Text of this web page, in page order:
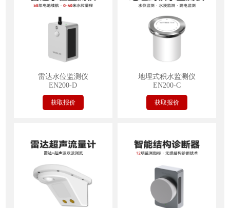
雷达水位监测仪
EN200-D
获取报价
地埋式积水监测仪
EN200-C
获取报价